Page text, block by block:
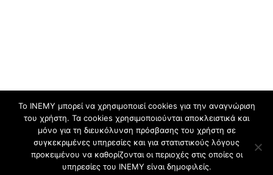
©2026 IN.EM.Y | Σχεδιασμός & ανάπτυξη:
FacebookTwitter YouTubeFlickr
Το ΙΝΕΜΥ μπορεί να χρησιμοποιεί cookies για την αναγνώριση
του χρήστη. Τα cookies χρησιμοποιούνται αποκλειστικά και
μόνο για τη διευκόλυνση πρόσβασης του χρήστη σε
συγκεκριμένες υπηρεσίες και για στατιστικούς λόγους
προκειμένου να καθορίζονται οι περιοχές στις οποίες οι
υπηρεσίες του ΙΝΕΜΥ είναι δημοφιλείς.